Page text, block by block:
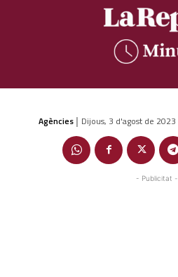
Agències | Dijous, 3 d'agost de 2023
- Publicitat -